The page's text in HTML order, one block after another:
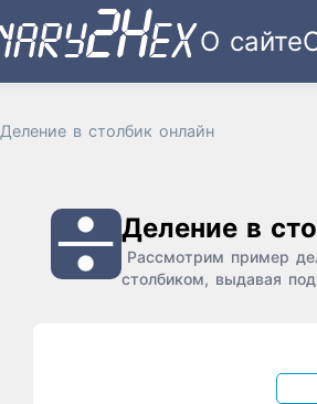
О сайте
Деление в столбик онлайн
Деление в
Рассмотрим пример
столбиком, выдавая